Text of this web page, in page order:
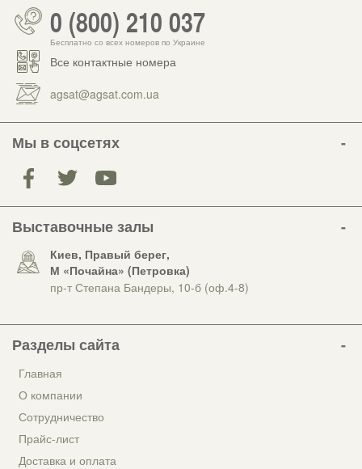
0 (800) 210 037
Бесплатно со всех номеров по Украине
Все контактные номера
agsat@agsat.com.ua
Мы в соцсетях
Выставочные залы
Киев, Правый берег,
М «Почайна» (Петровка)
пр-т Степана Бандеры, 10-б (оф.4-8)
Разделы сайта
Главная
О компании
Сотрудничество
Прайс-лист
Доставка и оплата